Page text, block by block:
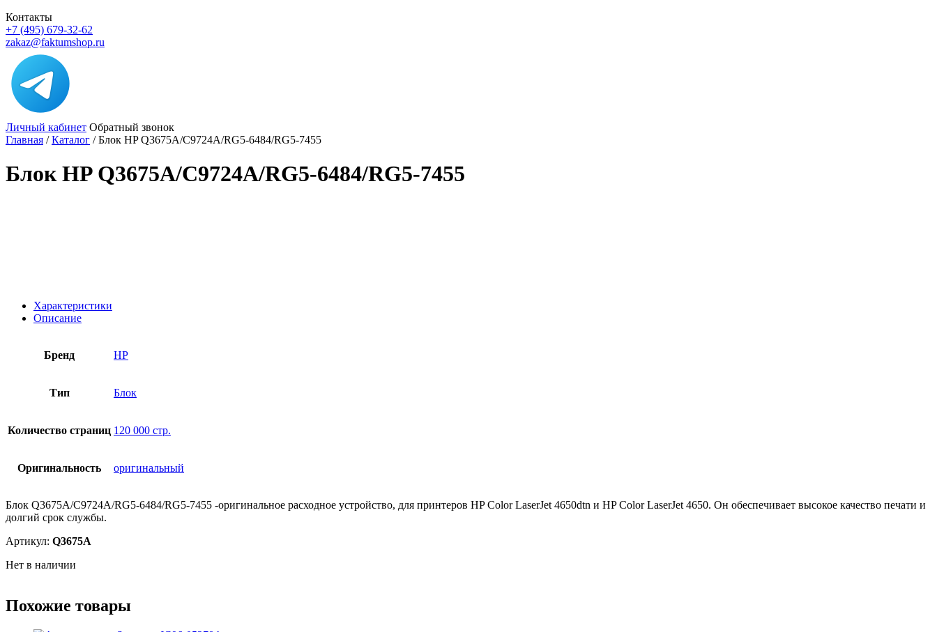
Контакты
+7 (495) 679-32-62
zakaz@faktumshop.ru
Личный кабинет Обратный звонок
Главная /Каталог /Блок HP Q3675A/C9724A/RG5-6484/RG5-7455
Блок HP Q3675A/C9724A/RG5-6484/RG5-7455
Характеристики
Описание
Бренд HP
Тип Блок
Количество страниц 120 000 стр.
Оригинальность оригинальный
Блок Q3675A/C9724A/RG5-6484/RG5-7455 -оригинальное расходное устройство, для принтеров HP Color LaserJet 4650dtn и HP Color LaserJet 4650. Он обеспечивает высокое качество печати и
долгий срок службы.
Артикул: Q3675A
Нет в наличии
Похожие товары